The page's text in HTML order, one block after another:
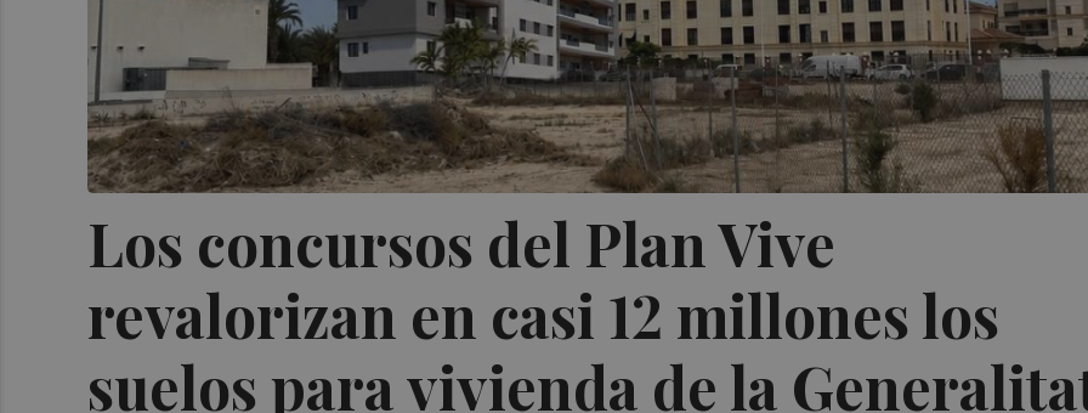
Los concursos del Plan Vive
revalorizan en casi 12 millones los
suelos para vivienda de la